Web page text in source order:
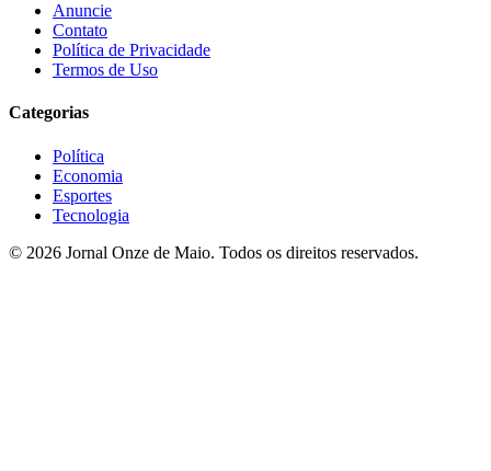
Anuncie
Contato
Política de Privacidade
Termos de Uso
Categorias
Política
Economia
Esportes
Tecnologia
© 2026 Jornal Onze de Maio. Todos os direitos reservados.